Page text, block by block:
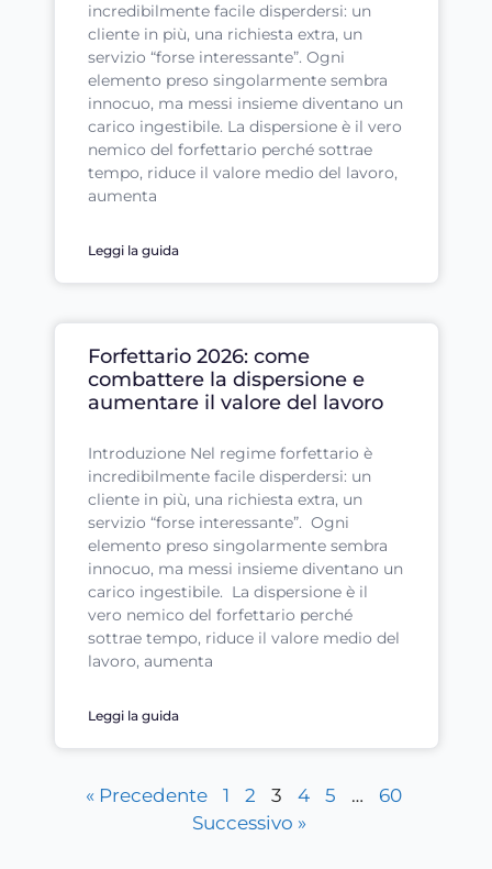
incredibilmente facile disperdersi: un
cliente in più, una richiesta extra, un
servizio “forse interessante”. Ogni
elemento preso singolarmente sembra
innocuo, ma messi insieme diventano un
carico ingestibile. La dispersione è il vero
nemico del forfettario perché sottrae
tempo, riduce il valore medio del lavoro,
aumenta
Leggi la guida
Forfettario 2026: come
combattere la dispersione e
aumentare il valore del lavoro
Introduzione Nel regime forfettario è
incredibilmente facile disperdersi: un
cliente in più, una richiesta extra, un
servizio “forse interessante”. Ogni
elemento preso singolarmente sembra
innocuo, ma messi insieme diventano un
carico ingestibile. La dispersione è il
vero nemico del forfettario perché
sottrae tempo, riduce il valore medio del
lavoro, aumenta
Leggi la guida
« Precedente 1 2 3 4 5 …
60
Successivo »